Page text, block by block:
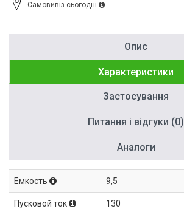
Cамовивіз сьогодні
Опис
Характеристики
Застосування
Питання і відгуки (0)
Аналоги
Емкость 9,5
Пусковой ток 130